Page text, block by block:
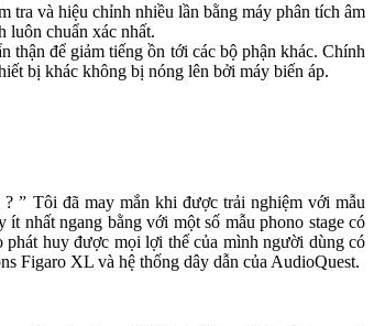
tra và hiệu chỉnh nhiều lần bằng máy phân tích âm
luôn chuẩn xác nhất.
thận để giảm tiếng ồn tới các bộ phận khác. Chính
bị khác không bị nóng lên bởi máy biến áp.
” Tôi đã may mắn khi được trải nghiệm với mẫu
nhất ngang bằng với một số mẫu phono stage có
huy được mọi lợi thế của mình người dùng có
Figaro XL và hệ thống dây dẫn của AudioQuest.